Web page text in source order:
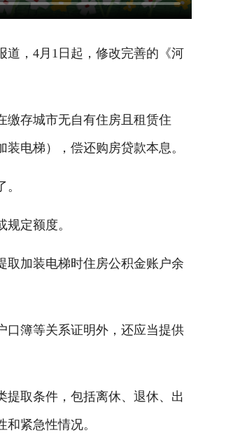
，4月1日起，修改完善的《河
缴存城市无自有住房且租赁住
电梯），偿还购房贷款本息。
定额度。
加装电梯时住房公积金账户余
口簿等关系证明外，还应当提供
取条件，包括离休、退休、出
紧急性情况。